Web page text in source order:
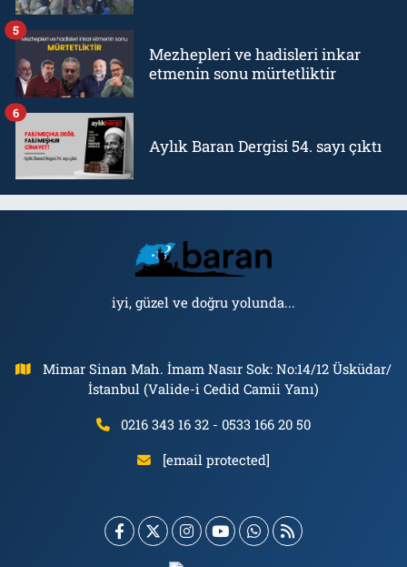
Mezhepleri ve hadisleri inkar
etmenin sonu mürtetliktir
5
Aylık Baran Dergisi 54. sayı çıktı
6
iyi, güzel ve doğru yolunda...
Mimar Sinan Mah. İmam Nasır Sok: No:14/12 Üsküdar/
İstanbul (Valide-i Cedid Camii Yanı)
0216 343 16 32 - 0533 166 20 50
[email protected]